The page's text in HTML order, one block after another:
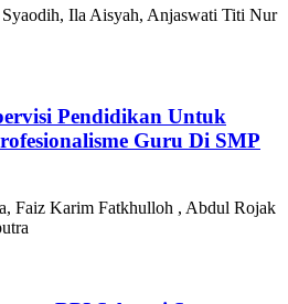
Ila Aisyah, Anjaswati Titi Nur
Pendidikan Untuk
Guru Di SMP
Faiz Karim Fatkhulloh , Abdul Rojak